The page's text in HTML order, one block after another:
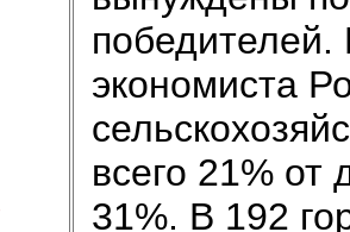
победителей.
экономиста
всего 21%
31%. В 192